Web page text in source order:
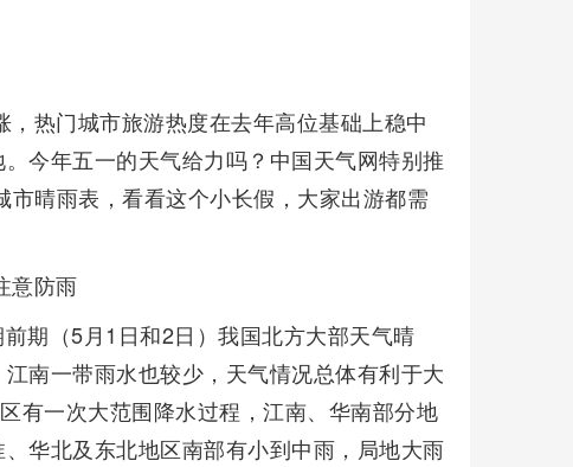
热门城市旅游热度在去年高位基础上稳中
今年五一的天气给力吗？中国天气网特别推
晴雨表，看看这个小长假，大家出游都需
意防雨
期（5月1日和2日）我国北方大部天气晴
南一带雨水也较少，天气情况总体有利于大
有一次大范围降水过程，江南、华南部分地
华北及东北地区南部有小到中雨，局地大雨